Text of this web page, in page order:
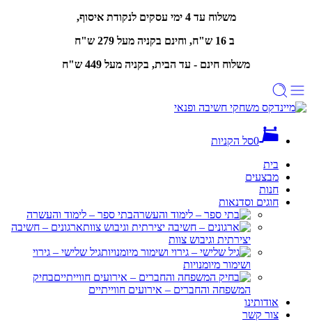
משלוח עד 4 ימי עסקים לנקודת איסוף,
ב 16 ש"ח, וחינם
בקניה מעל 279 ש"ח
משלוח חינם - עד הבית, בקניה מעל 449 ש"ח
0סל הקניות
בית
מבצעים
חנות
חוגים וסדנאות
בתי ספר – לימוד והעשרה
ארגונים – חשיבה
יצירתית וגיבוש צוות
גיל שלישי – גירוי
ושימור מיומנויות
בחיק
המשפחה והחברים – אירועים חווייתיים
אודותינו
צור קשר